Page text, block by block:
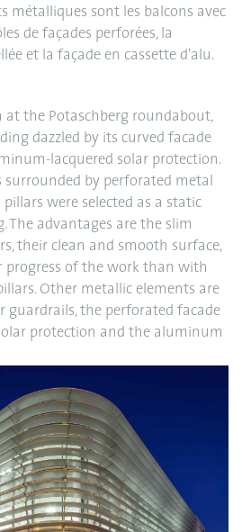
métalliques sont les balcons avec
de façades perforées, la
et la façade en cassette d'alu.
at the Potaschberg roundabout,
dazzled by its curved facade
lacquered solar protection.
surrounded by perforated metal
pillars were selected as a static
The advantages are the slim
their clean and smooth surface,
progress of the work than with
Other metallic elements are
guardrails, the perforated facade
protection and the aluminum